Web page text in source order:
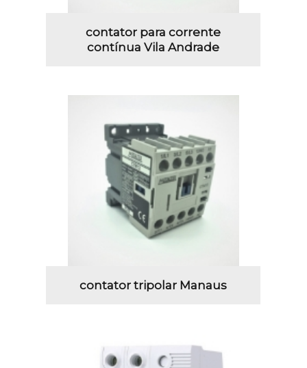
contator para corrente
contínua Vila Andrade
contator tripolar Manaus